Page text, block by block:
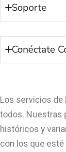
Soporte
Conéctate
Los servicios de
todos. Nuestras
históricos y
con los que